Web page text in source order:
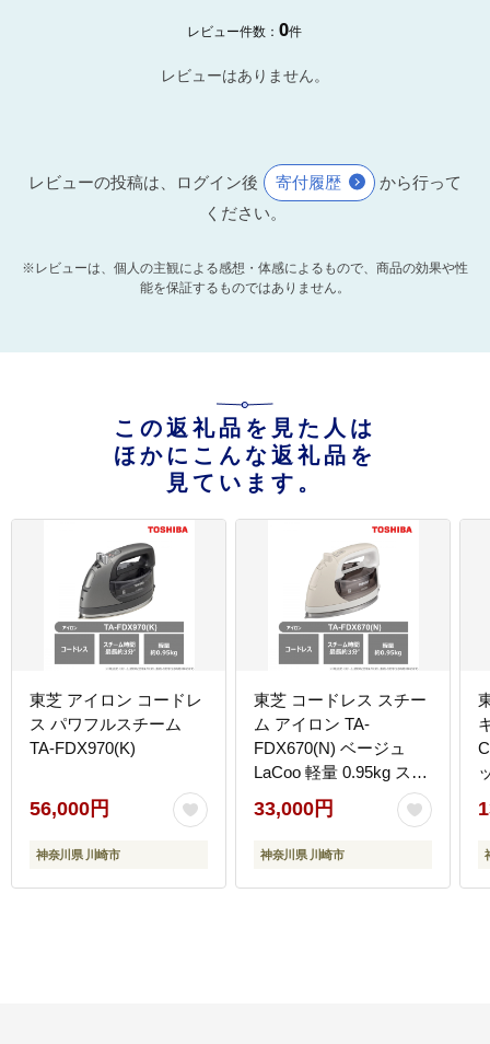
レビュー件数：0件
レビューはありません。
レビューの投稿は、ログイン後 寄付履歴
から行って
ください。
※レビューは、個人の主観による感想・体感によるもので、商品の効果や性
能を保証するものではありません。
この返礼品を見た人は
ほかにこんな返礼品を
見ています。
東芝 アイロン コードレ
ス パワフルスチーム
TA-FDX970(K)
56,000円
神奈川県 川崎市
東芝 コードレス スチー
ム アイロン TA-
FDX670(N) ベージュ
LaCoo 軽量 0.95kg スチ
ーム最長約3分 スムーズ
操作性 素早い立ち上が
り約80秒 家電 コンパク
すすめ 人気 TOSHIBA
33,000円
神奈川県 川崎市